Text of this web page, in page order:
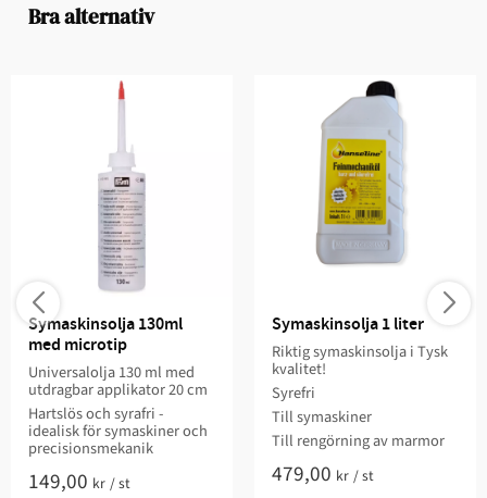
Bra alternativ
Symaskinsolja 130ml
med microtip
Universalolja 130 ml med
utdragbar applikator 20 cm
Hartslös och syrafri -
idealisk för symaskiner och
precisionsmekanik
149,00 kr /st
Symaskinsolja 1 liter
Riktig symaskinsolja i Tysk
kvalitet!
Syrefri
Till symaskiner
Till rengörning av marmor
479,00 kr /st